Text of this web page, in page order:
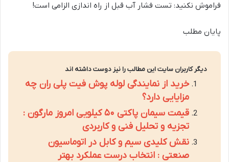
فراموش نکنید: تست فشار آب قبل از راه اندازی الزامی است!
پایان مطلب
دیگر کاربران سایت این مطالب را نیز دوست داشته اند
خرید از نمایندگی لوله پوش فیت پلی ران چه
مزایایی دارد؟
قیمت سیمان پاکتی ۵۰ کیلویی امروز مارگون :
تجزیه و تحلیل فنی و کاربردی
نقش کلیدی سیم و کابل در اتوماسیون
صنعتی : انتخاب درست عملکرد بهتر